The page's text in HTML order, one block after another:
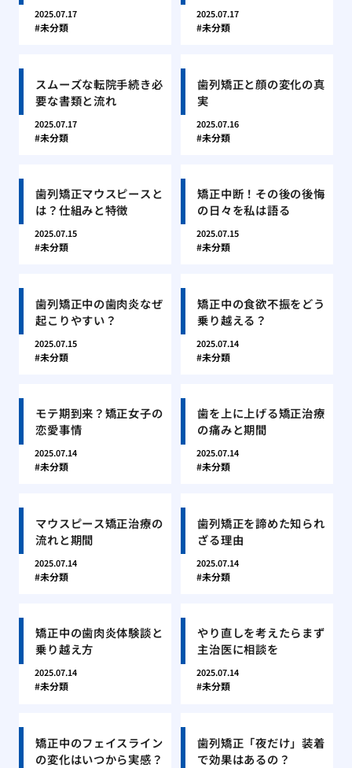
2025.07.17
未分類
2025.07.17
未分類
スムーズな転院手続き必
要な書類と流れ
2025.07.17
未分類
歯列矯正と顔の変化の真
実
2025.07.16
未分類
歯列矯正マウスピースと
は？仕組みと特徴
2025.07.15
未分類
矯正中断！その後の後悔
の日々を私は語る
2025.07.15
未分類
歯列矯正中の歯肉炎なぜ
起こりやすい？
2025.07.15
未分類
矯正中の食欲不振をどう
乗り越える？
2025.07.14
未分類
モテ期到来？矯正女子の
恋愛事情
2025.07.14
未分類
歯を上に上げる矯正治療
の痛みと期間
2025.07.14
未分類
マウスピース矯正治療の
流れと期間
2025.07.14
未分類
歯列矯正を諦めた知られ
ざる理由
2025.07.14
未分類
矯正中の歯肉炎体験談と
乗り越え方
2025.07.14
未分類
やり直しを考えたらまず
主治医に相談を
2025.07.14
未分類
矯正中のフェイスライン
の変化はいつから実感？
歯列矯正「夜だけ」装着
で効果はあるの？